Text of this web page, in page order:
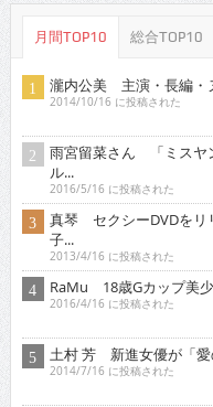
月間TOP10 総合TOP10
瀧内公美 主演・長編・
2014/10/16 に投稿された
雨宮留菜さん 「ミスヤ
ル...
2016/5/16 に投稿された
真琴 セクシーDVDをリ
子...
2013/4/16 に投稿された
RaMu 18歳Gカップ美
2016/4/16 に投稿された
土村 芳 新進女優が「愛
2014/7/16 に投稿された